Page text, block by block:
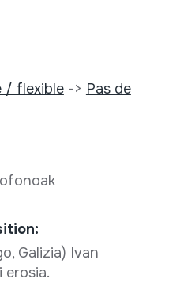
/ flexible-> Pas de
Galizia) Ivan
erosia.